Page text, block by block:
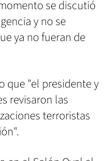
se discutió
y no se
ya no fueran de
que "el presidente y
revisaron las
terroristas